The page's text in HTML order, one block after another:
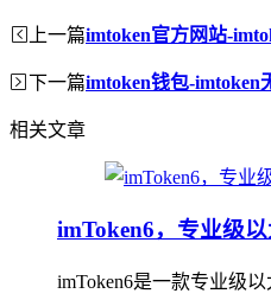
上一篇imtoken官方网站-
下一篇imtoken钱包-imtoken
相关文章
imToken6，专业级
imToken6是一款专业级